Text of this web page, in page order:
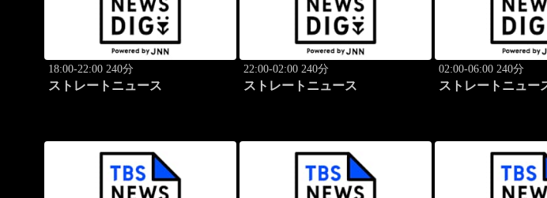
18:00-22:00 240分
ストレートニュース
22:00-02:00 240分
ストレートニュース
02:00-06:00 240分
ストレートニュー